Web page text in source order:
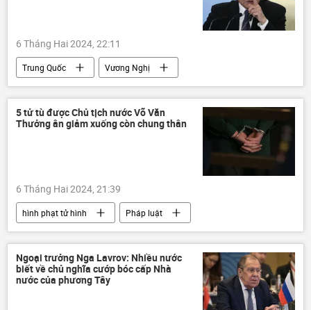
6 Tháng Hai 2024, 22:11
Trung Quốc
Vương Nghị
Bộ Ngoại giao Trung Quốc
Bắc Triều Tiên
bán đảo Triều Tiên
Hàn Quốc
5 tử tù được Chủ tịch nước Võ Văn
Thưởng ân giảm xuống còn chung thân
6 Tháng Hai 2024, 21:39
hình phạt tử hình
Pháp luật
Việt Nam
Võ Văn Thưởng
vi phạm
Xã hội
Ngoại trưởng Nga Lavrov: Nhiều nước
biết về chủ nghĩa cướp bóc cấp Nhà
nước của phương Tây